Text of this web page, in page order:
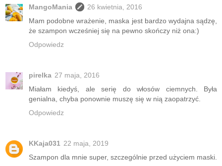
MangoMania
26 kwietnia, 2016
Mam podobne wrażenie, maska jest bardzo wydajna sądzę,
że szampon wcześniej się na pewno skończy niż ona:)
Odpowiedz
pirelka 27 maja, 2016
Miałam kiedyś, ale serię do włosów ciemnych. Była
genialna, chyba ponownie muszę się w nią zaopatrzyć.
Odpowiedz
KKaja031 22 maja, 2019
Szampon dla mnie super, szczególnie przed użyciem maski.